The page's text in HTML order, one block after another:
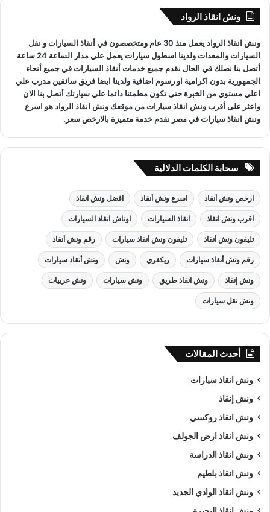
نقوم بـإنقاذ السيارات
جميع سائقيأوناش الانقاذ
المعدات والتقنيات ورفع السيارات.
ونش انقاذ صلاح سالملدينا فريق خدمة عملاء يعمل علي مدار
الساعة و فريق سائقين و وناشين قادرين على التعامل مع كافة
كان عطل او حادثونش انقاذسيارات الرواد نحنأسرع ونش انقاذ
مما يجعل خدمةانقاذ السياراتسهل على عملائنا.
ونش انقاذ سيارات
:
ونش انقاذ الرواد
ونش انقاذ الرواد يعمل منذ 30 عام ومتخصصون في أنقاذ السياراتو نقل
السيارات
والمعدات ولدينا اسطول سيارات يعمل علي مدار الساعة 24 ساعة
أتصل بنا نصلك في الحال نقدم جميع خدماتأنقاذ السياراتفي جميع أنحاء
الجمهورية بدون اكرامية او رسوم اضافية ولدينا ايضا فريق سائقين مدرب علي
اعلي مستوي من الخبرة حتى تكون مطمئنا دائما علي سيارتك أتصل بنا الان
واعثر علىأقرب ونش انقاذ سياراتمن موقعك ونش انقاذ الرواد هو اسرع
ونش انقاذ سياراتفي مصر نقدم خدمة متميزة بالارخص سعر.
سحابة الكلمات الدلالية
ارخص ونش أنقاذ اسرع ونش أنقاذ افضل ونش انقاذ
اقرب ونش انقاذ انقاذ السيارات اوناش انقاذ السيارات
تليفون ونش أنقاذ تليفون ونش أنقاذ سيارات رقم ونش أنقاذ
رقم ونش أنقاذ سيارات ريكفري ونش ونش أنقاذ سيارات
ونش إنقاذ ونش انقاذ طريق ونش سيارات ونش عربيات
ونش نقل سيارات
أحدث المقالات
ونش انقاذ سيارات
ونش إنقاذ
ونش انقاذ روكسي
ونش انقاذ ارض الجولف
ونش انقاذ الدراسة
ونش انقاذ بلطيم
ونش انقاذ الوادي الجديد